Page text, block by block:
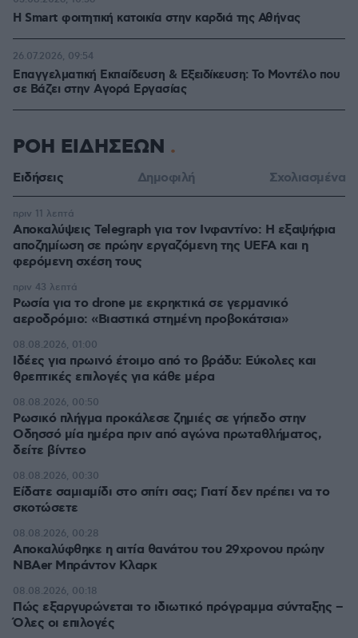
Η Smart φοιτητική κατοικία στην καρδιά της Αθήνας
Επαγγελματική Εκπαίδευση & Εξειδίκευση: Το Mοντέλο που
σε Bάζει στην Aγορά Eργασίας
26.07.2026, 09:54
ΡΟΗ ΕΙΔΗΣΕΩΝ
Ειδήσεις Δημοφιλή Σχολιασμένα
Αποκαλύψεις Telegraph για τον Ινφαντίνο: Η εξαψήφια
αποζημίωση σε πρώην εργαζόμενη της UEFA και η
φερόμενη σχέση τους
πριν 11 λεπτά
Ρωσία για το drone με εκρηκτικά σε γερμανικό
αεροδρόμιο: «Βιαστικά στημένη προβοκάτσια»
πριν 43 λεπτά
Ιδέες για πρωινό έτοιμο από το βράδυ: Εύκολες και
θρεπτικές επιλογές για κάθε μέρα
08.08.2026, 01:00
Ρωσικό πλήγμα προκάλεσε ζημιές σε γήπεδο στην
Οδησσό μία ημέρα πριν από αγώνα πρωταθλήματος,
δείτε βίντεο
08.08.2026, 00:50
Είδατε σαμιαμίδι στο σπίτι σας; Γιατί δεν πρέπει να το
σκοτώσετε
08.08.2026, 00:30
Αποκαλύφθηκε η αιτία θανάτου του 29χρονου πρώην
NBAer Μπράντον Κλαρκ
08.08.2026, 00:28
Πώς εξαργυρώνεται το ιδιωτικό πρόγραμμα σύνταξης –
Όλες οι επιλογές
08.08.2026, 00:18